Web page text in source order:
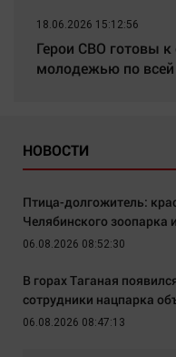
18.06.2026 15:12:56
Герои СВО готовы
молодежью по всей
НОВОСТИ
Птица-долгожитель:
Челябинского зоопарка
06.08.2026 08:52:30
В горах Таганая
сотрудники нацпарка
06.08.2026 08:47:13